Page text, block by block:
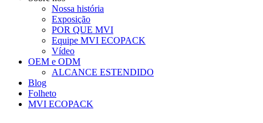
Nossa história
Exposição
POR QUE MVI
Equipe MVI ECOPACK
Vídeo
OEM e ODM
ALCANCE ESTENDIDO
Blog
Folheto
MVI ECOPACK